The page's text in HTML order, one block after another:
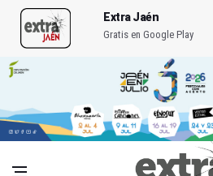
Extra Jaén
Gratis en Google Play